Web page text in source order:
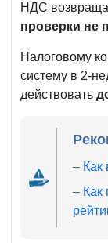
НДС
проверки не
Налоговому
систему в 2-
действовать
– Как
– Как